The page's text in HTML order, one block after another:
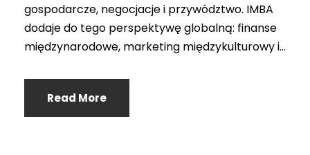
gospodarcze, negocjacje i przywództwo. IMBA
dodaje do tego perspektywę globalną: finanse
międzynarodowe, marketing międzykulturowy i...
Read More